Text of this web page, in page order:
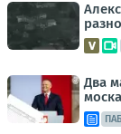
Два